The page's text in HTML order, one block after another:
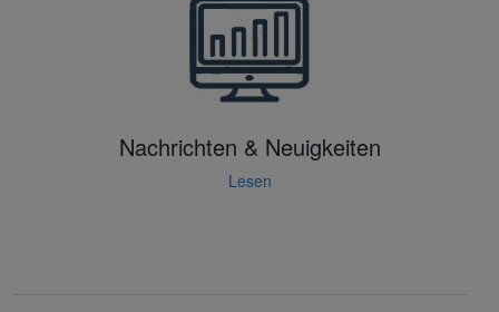
Nachrichten & Neuigkeiten
Lesen